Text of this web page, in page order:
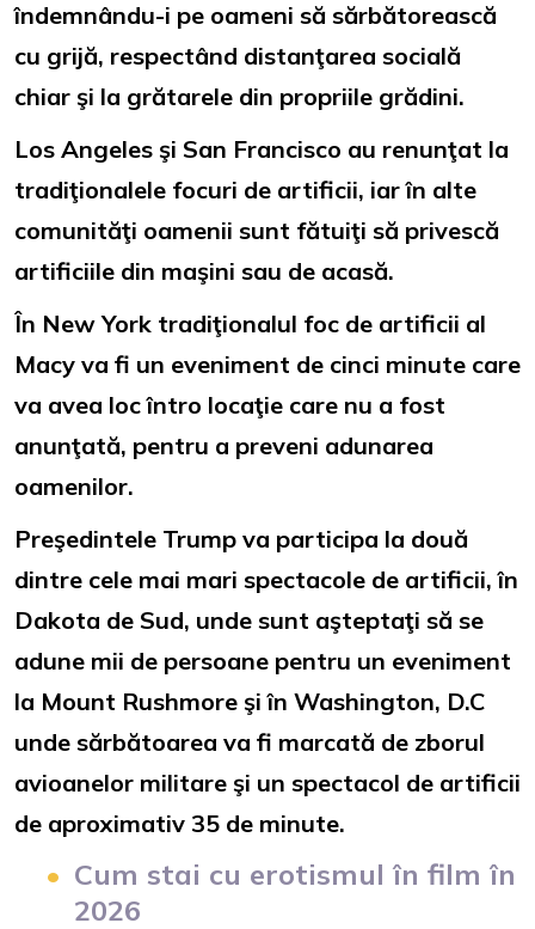
îndemnându-i pe oameni să sărbătorească
cu grijă, respectând distanţarea socială
chiar şi la grătarele din propriile grădini.
Los Angeles şi San Francisco au renunţat la
tradiţionalele focuri de artificii, iar în alte
comunităţi oamenii sunt fătuiţi să privescă
artificiile din maşini sau de acasă.
În New York tradiţionalul foc de artificii al
Macy va fi un eveniment de cinci minute care
va avea loc întro locaţie care nu a fost
anunţată, pentru a preveni adunarea
oamenilor.
Preşedintele Trump va participa la două
dintre cele mai mari spectacole de artificii, în
Dakota de Sud, unde sunt aşteptaţi să se
adune mii de persoane pentru un eveniment
la Mount Rushmore şi în Washington, D.C
unde sărbătoarea va fi marcată de zborul
avioanelor militare şi un spectacol de artificii
de aproximativ 35 de minute.
Cum stai cu erotismul în film în
2026